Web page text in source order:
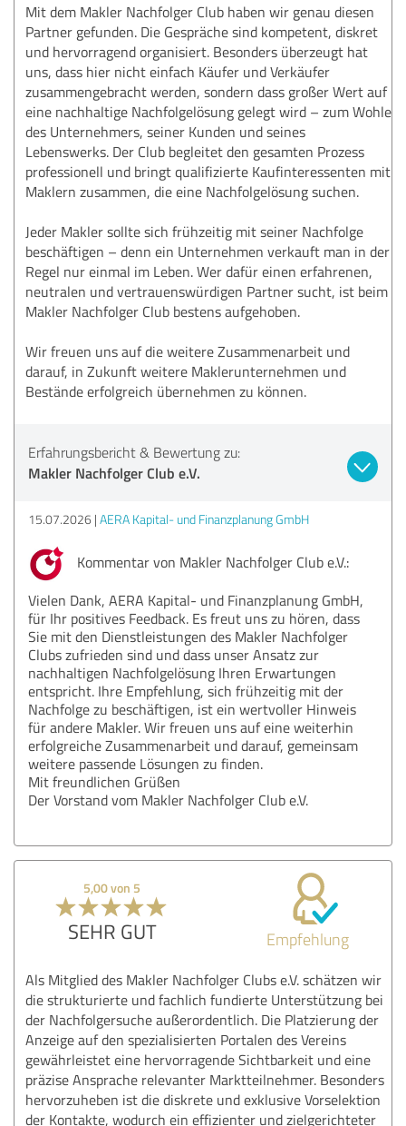
Mit dem Makler Nachfolger Club haben wir genau diesen
Partner gefunden. Die Gespräche sind kompetent, diskret
und hervorragend organisiert. Besonders überzeugt hat
uns, dass hier nicht einfach Käufer und Verkäufer
zusammengebracht werden, sondern dass großer Wert auf
eine nachhaltige Nachfolgelösung gelegt wird – zum Wohle
des Unternehmers, seiner Kunden und seines
Lebenswerks. Der Club begleitet den gesamten Prozess
professionell und bringt qualifizierte Kaufinteressenten mit
Maklern zusammen, die eine Nachfolgelösung suchen.
Jeder Makler sollte sich frühzeitig mit seiner Nachfolge
beschäftigen – denn ein Unternehmen verkauft man in der
Regel nur einmal im Leben. Wer dafür einen erfahrenen,
neutralen und vertrauenswürdigen Partner sucht, ist beim
Makler Nachfolger Club bestens aufgehoben.
Wir freuen uns auf die weitere Zusammenarbeit und
darauf, in Zukunft weitere Maklerunternehmen und
Bestände erfolgreich übernehmen zu können.
Erfahrungsbericht & Bewertung zu:
Makler Nachfolger Club e.V.
15.07.2026 AERA Kapital- und Finanzplanung GmbH
Kommentar von Makler Nachfolger Club e.V.:
Vielen Dank, AERA Kapital- und Finanzplanung GmbH,
für Ihr positives Feedback. Es freut uns zu hören, dass
Sie mit den Dienstleistungen des Makler Nachfolger
Clubs zufrieden sind und dass unser Ansatz zur
nachhaltigen Nachfolgelösung Ihren Erwartungen
entspricht. Ihre Empfehlung, sich frühzeitig mit der
Nachfolge zu beschäftigen, ist ein wertvoller Hinweis
für andere Makler. Wir freuen uns auf eine weiterhin
erfolgreiche Zusammenarbeit und darauf, gemeinsam
weitere passende Lösungen zu finden.
Mit freundlichen Grüßen
Der Vorstand vom Makler Nachfolger Club e.V.
5,00 von 5
SEHR GUT Empfehlung
Als Mitglied des Makler Nachfolger Clubs e.V. schätzen wir
die strukturierte und fachlich fundierte Unterstützung bei
der Nachfolgersuche außerordentlich. Die Platzierung der
Anzeige auf den spezialisierten Portalen des Vereins
gewährleistet eine hervorragende Sichtbarkeit und eine
präzise Ansprache relevanter Marktteilnehmer. Besonders
hervorzuheben ist die diskrete und exklusive Vorselektion
der Kontakte, wodurch ein effizienter und zielgerichteter